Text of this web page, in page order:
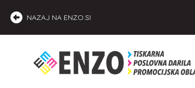
NAZAJ NA ENZO.SI